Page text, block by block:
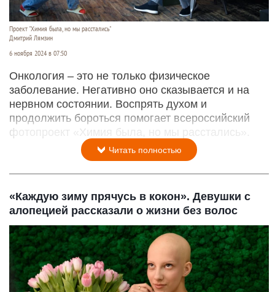
Проект "Химия была, но мы расстались"
Дмитрий Лямзин
6 ноября 2024 в 07:50
Онкология – это не только физическое
заболевание. Негативно оно сказывается и на
нервном состоянии. Воспрять духом и
продолжить бороться помогает всероссийский
фотопроект «Химия была, но мы расстались».
Читать полностью
«Каждую зиму прячусь в кокон». Девушки с
алопецией рассказали о жизни без волос